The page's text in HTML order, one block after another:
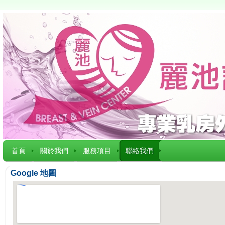
首頁 關於我們 服務項目 聯絡我們
Google 地圖